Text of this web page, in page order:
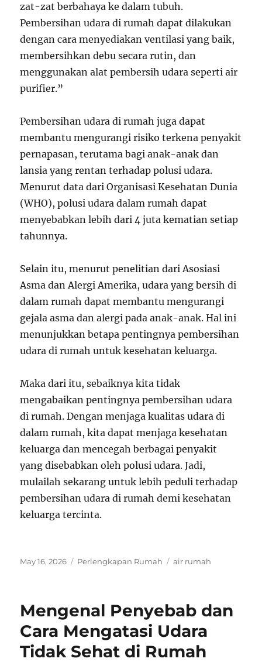
zat-zat berbahaya ke dalam tubuh.
Pembersihan udara di rumah dapat dilakukan
dengan cara menyediakan ventilasi yang baik,
membersihkan debu secara rutin, dan
menggunakan alat pembersih udara seperti air
purifier.”
Pembersihan udara di rumah juga dapat
membantu mengurangi risiko terkena penyakit
pernapasan, terutama bagi anak-anak dan
lansia yang rentan terhadap polusi udara.
Menurut data dari Organisasi Kesehatan Dunia
(WHO), polusi udara dalam rumah dapat
menyebabkan lebih dari 4 juta kematian setiap
tahunnya.
Selain itu, menurut penelitian dari Asosiasi
Asma dan Alergi Amerika, udara yang bersih di
dalam rumah dapat membantu mengurangi
gejala asma dan alergi pada anak-anak. Hal ini
menunjukkan betapa pentingnya pembersihan
udara di rumah untuk kesehatan keluarga.
Maka dari itu, sebaiknya kita tidak
mengabaikan pentingnya pembersihan udara
di rumah. Dengan menjaga kualitas udara di
dalam rumah, kita dapat menjaga kesehatan
keluarga dan mencegah berbagai penyakit
yang disebabkan oleh polusi udara. Jadi,
mulailah sekarang untuk lebih peduli terhadap
pembersihan udara di rumah demi kesehatan
keluarga tercinta.
Posted
May 16, 2026 Categories
Perlengkapan Rumah Tags
air rumah
Mengenal Penyebab dan
Cara Mengatasi Udara
Tidak Sehat di Rumah